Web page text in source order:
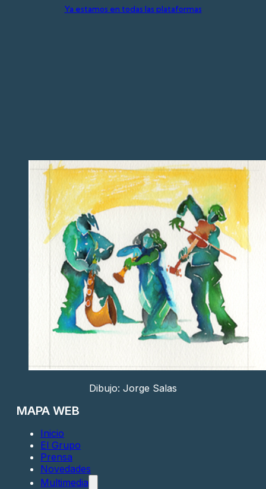
Ya estamos en todas las plataformas
Dibujo: Jorge Salas
MAPA WEB
Inicio
El Grupo
Prensa
Novedades
Multimedia